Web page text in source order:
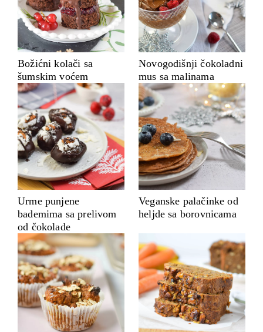
Božićni kolači sa
šumskim voćem
Novogodišnji čokoladni
mus sa malinama
Urme punjene
bademima sa prelivom
od čokolade
Veganske palačinke od
heljde sa borovnicama